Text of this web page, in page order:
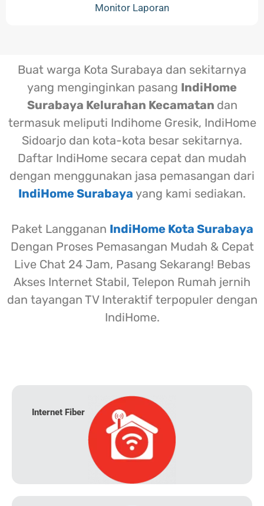
Monitor Laporan
Buat warga Kota Surabaya dan sekitarnya
yang menginginkan pasang IndiHome
Surabaya Kelurahan Kecamatan dan
termasuk meliputi Indihome Gresik, IndiHome
Sidoarjo dan kota-kota besar sekitarnya.
Daftar IndiHome secara cepat dan mudah
dengan menggunakan jasa pemasangan dari
IndiHome Surabaya yang kami sediakan.
Paket Langganan IndiHome Kota Surabaya
Dengan Proses Pemasangan Mudah & Cepat
Live Chat 24 Jam, Pasang Sekarang! Bebas
Akses Internet Stabil, Telepon Rumah jernih
dan tayangan TV Interaktif terpopuler dengan
IndiHome.
Internet Fiber